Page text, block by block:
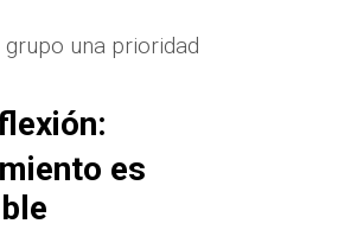
una prioridad
es